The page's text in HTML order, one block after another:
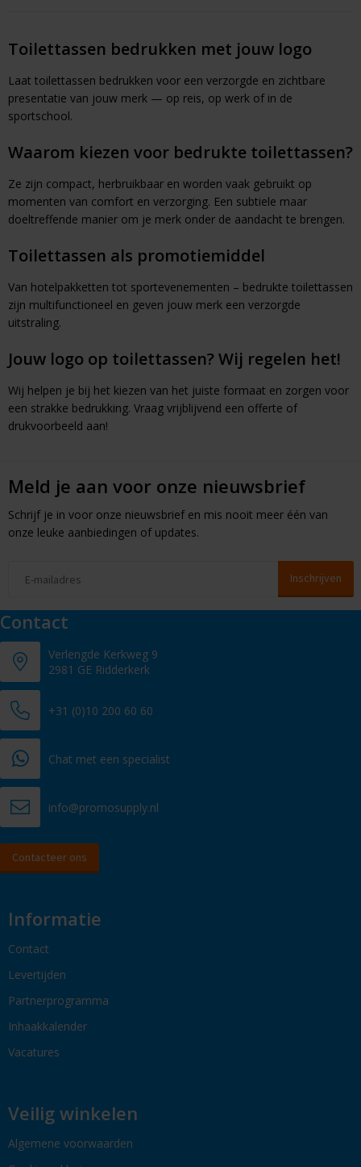
Toilettassen bedrukken met jouw logo
Laat toilettassen bedrukken voor een verzorgde en zichtbare
presentatie van jouw merk — op reis, op werk of in de
sportschool.
Waarom kiezen voor bedrukte toilettassen?
Ze zijn compact, herbruikbaar en worden vaak gebruikt op
momenten van comfort en verzorging. Een subtiele maar
doeltreffende manier om je merk onder de aandacht te brengen.
Toilettassen als promotiemiddel
Van hotelpakketten tot sportevenementen – bedrukte toilettassen
zijn multifunctioneel en geven jouw merk een verzorgde
uitstraling.
Jouw logo op toilettassen? Wij regelen het!
Wij helpen je bij het kiezen van het juiste formaat en zorgen voor
een strakke bedrukking. Vraag vrijblijvend een offerte of
drukvoorbeeld aan!
Meld je aan voor onze nieuwsbrief
Schrijf je in voor onze nieuwsbrief en mis nooit meer één van
onze leuke aanbiedingen of updates.
Contact
Verlengde Kerkweg 9
2981 GE Ridderkerk
+31 (0)10 200 60 60
Chat met een specialist
info@promosupply.nl
Contacteer ons
Informatie
Contact
Levertijden
Partnerprogramma
Inhaakkalender
Vacatures
Veilig winkelen
Algemene voorwaarden